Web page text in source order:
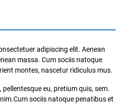
adipiscing elit. Aenean
massa. Cum sociis natoque
montes, nascetur ridiculus mus.
eu, pretium quis, sem.
sociis natoque penatibus et